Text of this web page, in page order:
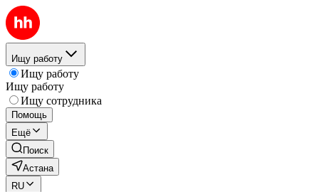
Ищу работу
Ищу работу
Ищу работу
Ищу сотрудника
Помощь
Ещё
Поиск
Астана
RU